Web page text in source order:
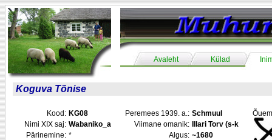
Avaleht Külad
Koguva Tõnise
Kood: KG08 Peremees 1939. a.: Schmuul
Nimi XIX saj: Wabaniko_a Viimane omanik:
Illari Torv (s-k
Pärinemine: * Algus: ~1680